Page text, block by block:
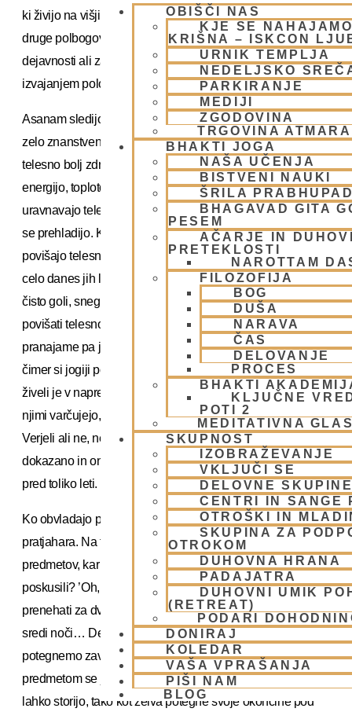
OBIŠČI NAS
KJE SE
KRIŠNA – ISKCON
URNIK TEMPLJA
NEDELJSKO
PARKIRANJE
MEDIJI
ZGODOVINA
TRGOVINA
BHAKTI JOGA
NAŠA UČENJA
BISTVENI NAUKI
ŠRILA
BHAGAVAD GITA
PESEM
AČARJE IN
PRETEKLOSTI
NAROTTAM
FILOZOFIJA
BOG
DUŠA
NARAVA
ČAS
DELOVANJE
PROCES
BHAKTI
KLJUČNE
POTI 2
MEDITATIVNA
SKUPNOST
IZOBRAŽEVANJE
VKLJUČI SE
DELOVNE
CENTRI IN SANGE
OTROŠKI IN
SKUPINA ZA
OTROKOM
DUHOVNA HRANA
PADAJATRA
DUHOVNI UMIK
(RETREAT)
PODARI
DONIRAJ
KOLEDAR
VAŠA VPRAŠANJA
PIŠI NAM
BLOG
ki živijo na višjih planetih: Šivo, Čandro, Indro in še mnoge
druge polbogove. Razne asane predstavljajo tudi
dejavnosti ali zabave Vrhovnega Bitja, Višnuja. Tako že z
izvajanjem položajev sedenja dvigujemo zavest.
Asanam sledijo dihalne vaje, imenovane pranajama, ki so
zelo znanstvene. Če se naučimo pravilno dihati, bomo
telesno bolj zdravi. Desna nosnica je povezana s sončno
energijo, toploto, leva pa z luno, mrazom. Z njima jogiji
uravnavajo telesno temperaturo in tako nikoli ne zbolijo ali
se prehladijo. Ko se naučijo nadzorovati prano, lahko
povišajo telesno temperaturo, ne da bi dobili vročino. Še
celo danes jih lahko vidite v Indiji, v Himalaji, kako sedijo
čisto goli, sneg okrog njih se pa topi. Ne zebe jih, saj znajo
povišati telesno temperaturo. Pravi, starodavni namen
pranajame pa je nevtraliziranje ali prenehanje dihanja, s
čimer si jogiji podaljšujejo življenje. Kako dolgo bomo
živeli je v naprej določeno s številom dihov. Zato jogiji z
njimi varčujejo, dokler se ne izpopolnijo v izvajanju joge.
Verjeli ali ne, nekateri so stari tudi po 300, 350 let. To je
dokazano in oni sami vedo, da so pranajamo izvajali že
pred toliko leti.
Ko obvladajo pranajamo, dosežejo stopnjo, ki se imenuje
pratjahara. Na tej stopnji odtegnejo čute od čutnih
predmetov, kar je izredno težko. Kolikokrat smo sami
poskusili? ’Oh, nočem več kaditi.’ Mogoče se nam posreči
prenehati za dva tedna, potem pa spet stečemo na ulico,
sredi noči… Dežuje, toda nam ni mar za to… Iz žepa
potegnemo zavojček in si cigarete tlačimo v usta… Čutnim
predmetom se je zelo težko odpovedati. Ampak jogiji to
lahko storijo, tako kot želva potegne svoje okončine pod